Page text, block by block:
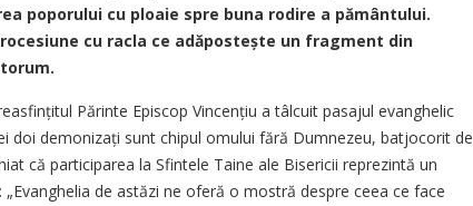
poporului cu ploaie spre buna rodire a pământului.
cu racla ce adăpostește un fragment din
Părinte Episcop Vincențiu a tâlcuit pasajul evanghelic
doi demonizați sunt chipul omului fără Dumnezeu, batjocorit de
că participarea la Sfintele Taine ale Bisericii reprezintă un
de astăzi ne oferă o mostră despre ceea ce face